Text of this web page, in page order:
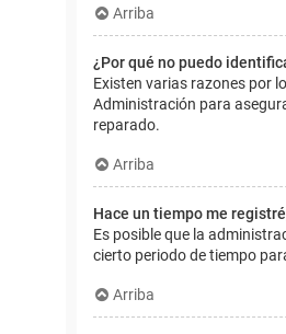
Arriba
¿Por qué no puedo
Existen varias razones por
Administración para
reparado.
Arriba
Hace un tiempo me
Es posible que la
cierto periodo de tiempo
Arriba